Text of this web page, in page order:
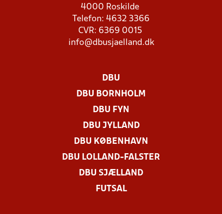
4000 Roskilde
Telefon: 4632 3366
CVR: 6369 0015
info@dbusjaelland.dk
DBU
DBU BORNHOLM
DBU FYN
DBU JYLLAND
DBU KØBENHAVN
DBU LOLLAND-FALSTER
DBU SJÆLLAND
FUTSAL